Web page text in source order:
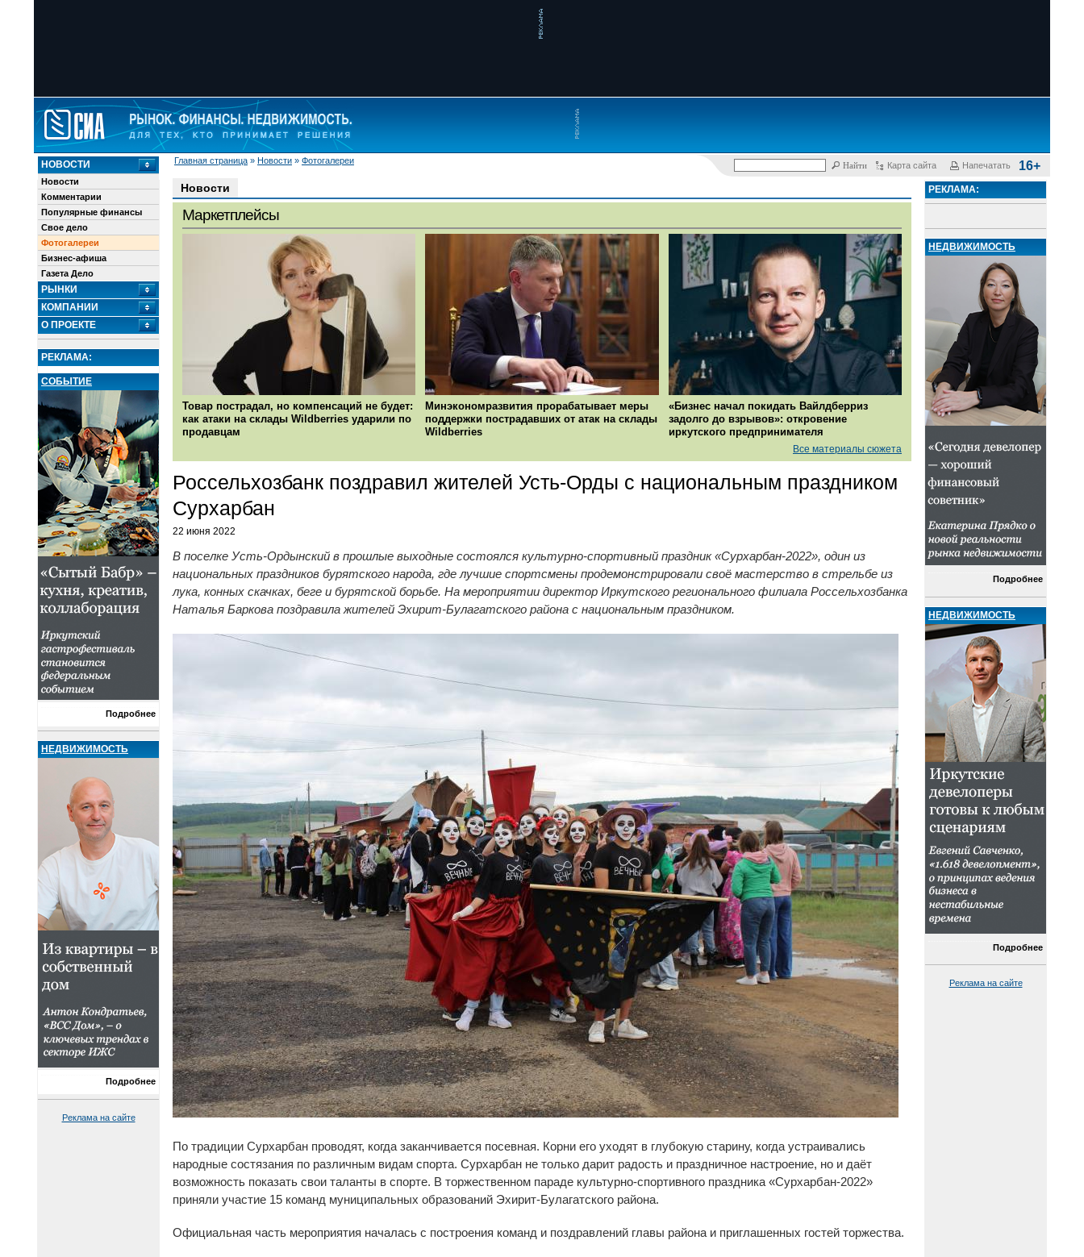
Главная страница » Новости » Фотогалереи
Карта сайта Напечатать 16+
НОВОСТИ
Новости
Комментарии
Популярные финансы
Свое дело
Фотогалереи
Бизнес-афиша
Газета Дело
РЫНКИ
КОМПАНИИ
О ПРОЕКТЕ
РЕКЛАМА:
СОБЫТИЕ
Подробнее
НЕДВИЖИМОСТЬ
Подробнее
Реклама на сайте
Новости
Маркетплейсы
Товар пострадал, но компенсаций не будет:
как атаки на склады Wildberries ударили по
продавцам
Минэкономразвития прорабатывает меры
поддержки пострадавших от атак на склады
Wildberries
«Бизнес начал покидать Вайлдберриз
задолго до взрывов»: откровение
иркутского предпринимателя
Все материалы сюжета
Россельхозбанк поздравил жителей Усть-Орды c национальным праздником
Сурхарбан
22 июня 2022
В поселке Усть-Ордынский в прошлые выходные состоялся культурно-спортивный праздник «Сурхарбан-2022», один из
национальных праздников бурятского народа, где лучшие спортсмены продемонстрировали своё мастерство в стрельбе из
лука, конных скачках, беге и бурятской борьбе. На мероприятии директор Иркутского регионального филиала Россельхозбанка
Наталья Баркова поздравила жителей Эхирит-Булагатского района с национальным праздником.
По традиции Сурхарбан проводят, когда заканчивается посевная. Корни его уходят в глубокую старину, когда устраивались
народные состязания по различным видам спорта. Сурхарбан не только дарит радость и праздничное настроение, но и даёт
возможность показать свои таланты в спорте. В торжественном параде культурно-спортивного праздника «Сурхарбан-2022»
приняли участие 15 команд муниципальных образований Эхирит-Булагатского района.
Официальная часть мероприятия началась с построения команд и поздравлений главы района и приглашенных гостей торжества.
РЕКЛАМА:
НЕДВИЖИМОСТЬ
Подробнее
НЕДВИЖИМОСТЬ
Подробнее
Реклама на сайте